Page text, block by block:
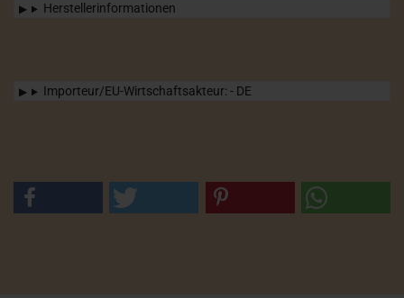
Herstellerinformationen
Importeur/EU-Wirtschaftsakteur: - DE